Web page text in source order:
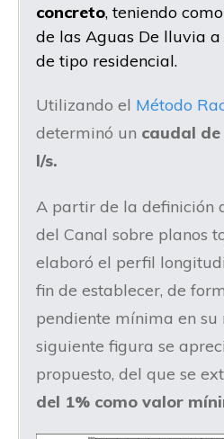
concreto, teniendo
de las Aguas De lluvia
de tipo residencial.
Utilizando el Método
determinó un caudal
l/s.
A partir de la definición
del Canal sobre planos
elaboró el perfil
fin de establecer, de
pendiente mínima en su
siguiente figura se
propuesto, del que se
del 1% como valor